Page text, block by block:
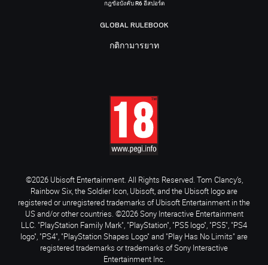
กฎข้อบังคับ R6 อีสปอร์ต
GLOBAL RULEBOOK
กติกามารยาท
©2026 Ubisoft Entertainment. All Rights Reserved. Tom Clancy’s,
Rainbow Six, the Soldier Icon, Ubisoft, and the Ubisoft logo are
registered or unregistered trademarks of Ubisoft Entertainment in the
US and/or other countries. ©2026 Sony Interactive Entertainment
LLC. "PlayStation Family Mark", "PlayStation", "PS5 logo", "PS5", "PS4
logo", "PS4", "PlayStation Shapes Logo" and "Play Has No Limits" are
registered trademarks or trademarks of Sony Interactive
Entertainment Inc.